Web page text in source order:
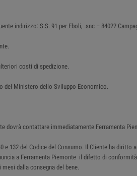
indirizzo: S.S. 91 per Eboli, snc – 84022
costi di spedizione.
Ministero dello Sviluppo Economico.
dovrà contattare immediatamente Ferramenta
132 del Codice del Consumo. Il Cliente ha
a Ferramenta Piemonte il difetto di
dalla consegna del bene.